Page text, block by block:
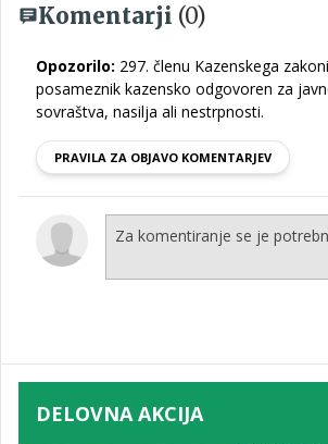
Komentarji (0)
Opozorilo: 297. členu Kazenskega
posameznik kazensko odgovoren za
sovraštva, nasilja ali nestrpnosti.
PRAVILA ZA OBJAVO KOMENTARJEV
DELOVNA AKCIJA